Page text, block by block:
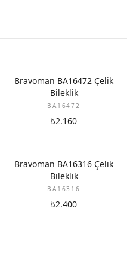
Bravoman BA16472 Çelik
Bileklik
BA16472
₺2.160
Bravoman BA16316 Çelik
Bileklik
BA16316
₺2.400